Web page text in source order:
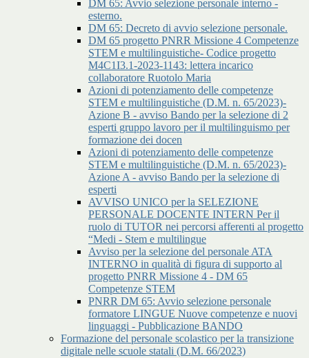
DM 65: Avvio selezione personale interno -
esterno.
DM 65: Decreto di avvio selezione personale.
DM 65 progetto PNRR Missione 4 Competenze
STEM e multilinguistiche- Codice progetto
M4C1I3.1-2023-1143: lettera incarico
collaboratore Ruotolo Maria
Azioni di potenziamento delle competenze
STEM e multilinguistiche (D.M. n. 65/2023)-
Azione B - avviso Bando per la selezione di 2
esperti gruppo lavoro per il multilinguismo per
formazione dei docen
Azioni di potenziamento delle competenze
STEM e multilinguistiche (D.M. n. 65/2023)-
Azione A - avviso Bando per la selezione di
esperti
AVVISO UNICO per la SELEZIONE
PERSONALE DOCENTE INTERN Per il
ruolo di TUTOR nei percorsi afferenti al progetto
“Medi - Stem e multilingue
Avviso per la selezione del personale ATA
INTERNO in qualità di figura di supporto al
progetto PNRR Missione 4 - DM 65
Competenze STEM
PNRR DM 65: Avvio selezione personale
formatore LINGUE Nuove competenze e nuovi
linguaggi - Pubblicazione BANDO
Formazione del personale scolastico per la transizione
digitale nelle scuole statali (D.M. 66/2023)